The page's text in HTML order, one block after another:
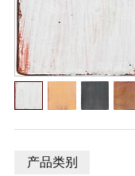
产品类别